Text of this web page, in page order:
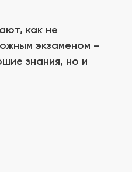
как не
экзаменом –
знания, но и